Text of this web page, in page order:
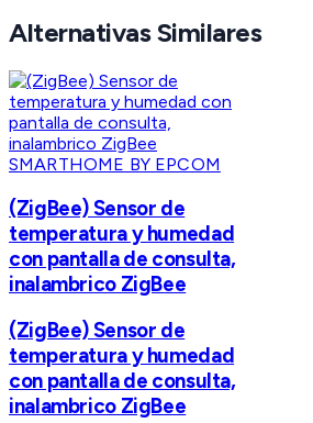
Alternativas Similares
SMARTHOME BY EPCOM
(ZigBee) Sensor de
temperatura y humedad
con pantalla de consulta,
inalambrico ZigBee
(ZigBee) Sensor de
temperatura y humedad
con pantalla de consulta,
inalambrico ZigBee